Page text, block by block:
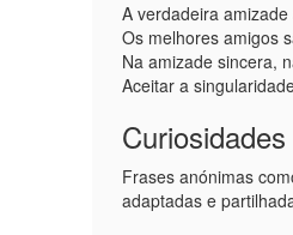
A verdadeira
Os melhores amigos
Na amizade sincera,
Aceitar a
Curiosidades
Frases anónimas
adaptadas e